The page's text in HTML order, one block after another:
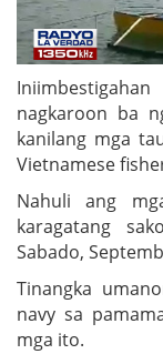
nagkaroon ba
kanilang mga
Vietnamese
Nahuli ang
karagatang
Sabado,
Tinangka
navy sa
mga ito.